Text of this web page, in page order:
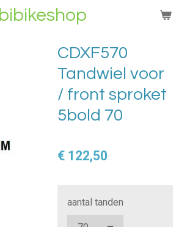
bibikeshop
CDXF570
Tandwiel voor
/ front sproket
5bold 70
€ 122,50
aantal tanden